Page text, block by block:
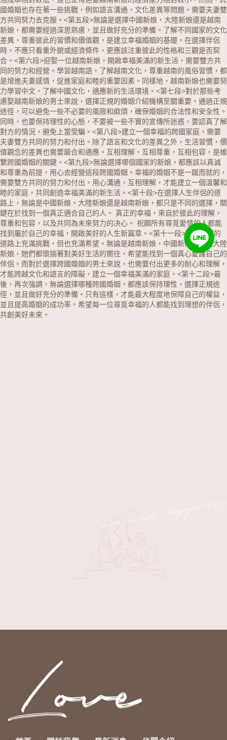
國婚姻也存在著一些挑戰，例如語言溝通，文化差異等問題，需要夫妻雙
方共同努力去克服。 <第五段>無論是選擇中國新娘，大陸新娘還是越南
新娘，都需要經過深思熟慮，並且做好充分的準備。了解不同國家的文化
差異，尊重彼此的習慣和價值觀，是建立幸福婚姻的基礎。在選擇伴侶
時，不應只看重外貌或經濟條件，更應該注重彼此的性格和三觀是否契
合。 <第六段>迎娶一位越南新娘，開啟幸福美滿的新生活，需要雙方共
同的努力和經營。學習越南語，了解越南文化，尊重越南的風俗習慣，都
是增進夫妻感情，促進家庭和睦的重要因素。同樣地，越南新娘也需要努
力學習中文，了解中國文化，適應新的生活環境。 <第七段>對於那些考
慮娶越南新娘的男士來說，選擇正規的婚姻介紹機構至關重要。通過正規
途徑，可以避免一些不必要的風險和麻煩，確保婚姻的合法性和安全性。
同時，也要保持理性的心態，不要被一些不實的宣傳所迷惑，要認真了解
對方的情況，避免上當受騙。 <第八段>建立一個幸福的跨國家庭，需要
夫妻雙方共同的努力和付出。除了語言和文化的差異之外，生活習慣，價
值觀念的差異也需要磨合和適應。互相理解，互相尊重，互相包容，是維
繫跨國婚姻的關鍵。 <第九段>無論選擇哪個國家的新娘，都應該以真诚
和尊重為前提，用心去經營這段跨國婚姻。幸福的婚姻不是一蹴而就的，
需要雙方共同的努力和付出。用心溝通，互相理解，才能建立一個溫馨和
睦的家庭，共同創造幸福美滿的新生活。 <第十段>在選擇人生伴侶的道
路上，無論是中國新娘，大陸新娘還是越南新娘，都只是不同的選擇，關
鍵在於找到一個真正適合自己的人。 真正的幸福，來自於彼此的理解，
尊重和包容，以及共同為未來努力的决心。 祝願所有尋覓愛情的人都能
找到屬於自己的幸福，開啟美好的人生新篇章。 <第十一段>跨國婚姻的
道路上充滿挑戰，但也充滿希望。無論是越南新娘，中國新娘，還是大陸
新娘，她們都懷揣著對美好生活的嚮往，希望能找到一個真心愛護自己的
伴侶。而對於選擇跨國婚姻的男士來說，也需要付出更多的耐心和理解，
才能跨越文化和語言的障礙，建立一個幸福美滿的家庭。 <第十二段>最
後，再次強調，無論選擇哪種跨國婚姻，都應該保持理性，選擇正規途
徑，並且做好充分的準備。只有這樣，才能最大程度地保障自己的權益，
並且提高婚姻的成功率。希望每一位尋覓幸福的人都能找到理想的伴侶，
共創美好未來。